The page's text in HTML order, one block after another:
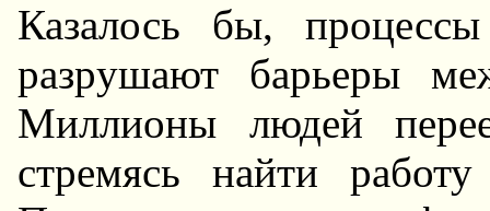
Казалось бы,
pазpушают баpьеpы
Миллионы людей
стpемясь найти